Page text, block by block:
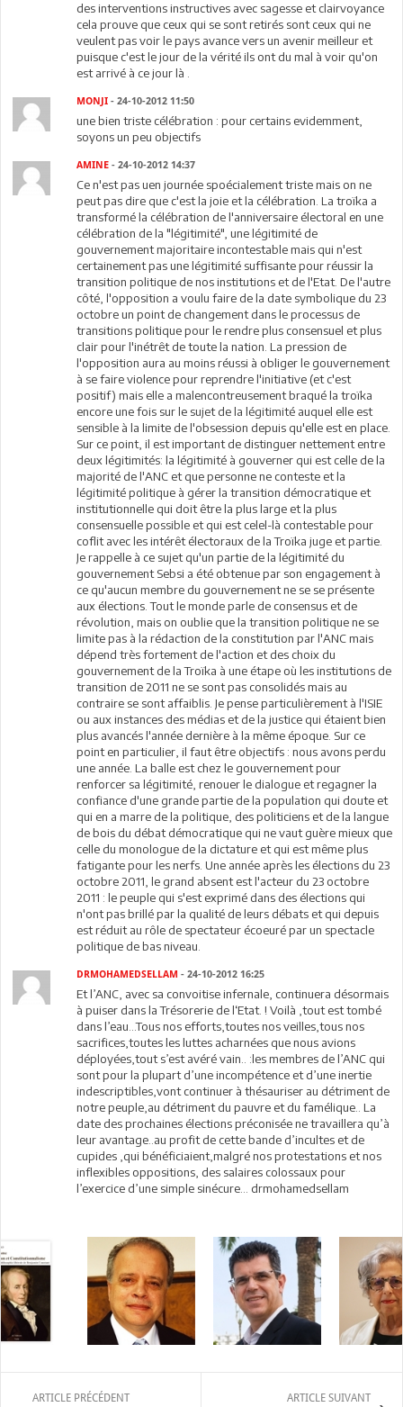
des interventions instructives avec sagesse et clairvoyance
cela prouve que ceux qui se sont retirés sont ceux qui ne
veulent pas voir le pays avance vers un avenir meilleur et
puisque c'est le jour de la vérité ils ont du mal à voir qu'on
est arrivé à ce jour là .
MONJI - 24-10-2012 11:50
une bien triste célébration : pour certains evidemment,
soyons un peu objectifs
AMINE - 24-10-2012 14:37
Ce n'est pas uen journée spoécialement triste mais on ne
peut pas dire que c'est la joie et la célébration. La troïka a
transformé la célébration de l'anniversaire électoral en une
célébration de la "légitimité", une légitimité de
gouvernement majoritaire incontestable mais qui n'est
certainement pas une légitimité suffisante pour réussir la
transition politique de nos institutions et de l'Etat. De l'autre
côté, l'opposition a voulu faire de la date symbolique du 23
octobre un point de changement dans le processus de
transitions politique pour le rendre plus consensuel et plus
clair pour l'inétrêt de toute la nation. La pression de
l'opposition aura au moins réussi à obliger le gouvernement
à se faire violence pour reprendre l'initiative (et c'est
positif) mais elle a malencontreusement braqué la troïka
encore une fois sur le sujet de la légitimité auquel elle est
sensible à la limite de l'obsession depuis qu'elle est en place.
Sur ce point, il est important de distinguer nettement entre
deux légitimités: la légitimité à gouverner qui est celle de la
majorité de l'ANC et que personne ne conteste et la
légitimité politique à gérer la transition démocratique et
institutionnelle qui doit être la plus large et la plus
consensuelle possible et qui est celel-là contestable pour
coflit avec les intérêt électoraux de la Troïka juge et partie.
Je rappelle à ce sujet qu'un partie de la légitimité du
gouvernement Sebsi a été obtenue par son engagement à
ce qu'aucun membre du gouvernement ne se se présente
aux élections. Tout le monde parle de consensus et de
révolution, mais on oublie que la transition politique ne se
limite pas à la rédaction de la constitution par l'ANC mais
dépend très fortement de l'action et des choix du
gouvernement de la Troïka à une étape où les institutions de
transition de 2011 ne se sont pas consolidés mais au
contraire se sont affaiblis. Je pense particulièrement à l'ISIE
ou aux instances des médias et de la justice qui étaient bien
plus avancés l'année dernière à la même époque. Sur ce
point en particulier, il faut être objectifs : nous avons perdu
une année. La balle est chez le gouvernement pour
renforcer sa légitimité, renouer le dialogue et regagner la
confiance d'une grande partie de la population qui doute et
qui en a marre de la politique, des politiciens et de la langue
de bois du débat démocratique qui ne vaut guère mieux que
celle du monologue de la dictature et qui est même plus
fatigante pour les nerfs. Une année après les élections du 23
octobre 2011, le grand absent est l'acteur du 23 octobre
2011 : le peuple qui s'est exprimé dans des élections qui
n'ont pas brillé par la qualité de leurs débats et qui depuis
est réduit au rôle de spectateur écoeuré par un spectacle
politique de bas niveau.
DRMOHAMEDSELLAM - 24-10-2012 16:25
Et l’ANC, avec sa convoitise infernale, continuera désormais
à puiser dans la Trésorerie de l‘Etat. ! Voilà ,tout est tombé
dans l’eau…Tous nos efforts,toutes nos veilles,tous nos
sacrifices,toutes les luttes acharnées que nous avions
déployées,tout s’est avéré vain.. :les membres de l’ANC qui
sont pour la plupart d’une incompétence et d’une inertie
indescriptibles,vont continuer à thésauriser au détriment de
notre peuple,au détriment du pauvre et du famélique.. La
date des prochaines élections préconisée ne travaillera qu’à
leur avantage..au profit de cette bande d’incultes et de
cupides ,qui bénéficiaient,malgré nos protestations et nos
inflexibles oppositions, des salaires colossaux pour
l’exercice d’une simple sinécure… drmohamedsellam
ARTICLE PRÉCÉDENT ARTICLE SUIVANT